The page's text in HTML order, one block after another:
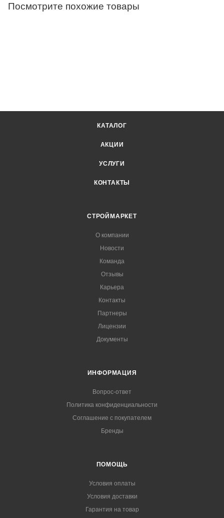
Посмотрите похожие товары
КАТАЛОГ
АКЦИИ
УСЛУГИ
КОНТАКТЫ
СТРОЙМАРКЕТ
О компании
Новости
Команда
Отзывы
Карьера
Контакты
Партнеры
Лицензии
Документы
ИНФОРМАЦИЯ
Вопрос-ответ
Политика конфиденциальности
Соглашение с покупателем
Бренды
ПОМОЩЬ
Условия оплаты
Условия доставки
Гарантия на товар